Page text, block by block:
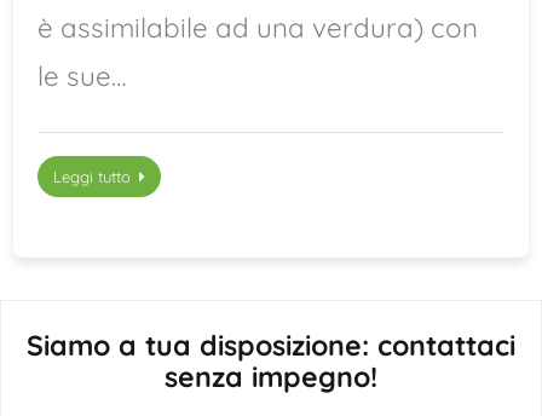
è assimilabile ad una verdura) con
le sue…
Leggi tutto
Siamo a tua disposizione: contattaci
senza impegno!